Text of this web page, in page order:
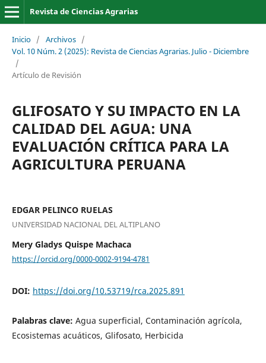
Revista de Ciencias Agrarias
Inicio / Archivos /
Vol. 10 Núm. 2 (2025): Revista de Ciencias Agrarias. Julio - Diciembre
/
Artículo de Revisión
GLIFOSATO Y SU IMPACTO EN LA
CALIDAD DEL AGUA: UNA
EVALUACIÓN CRÍTICA PARA LA
AGRICULTURA PERUANA
EDGAR PELINCO RUELAS
UNIVERSIDAD NACIONAL DEL ALTIPLANO
Mery Gladys Quispe Machaca
https://orcid.org/0000-0002-9194-4781
DOI: https://doi.org/10.53719/rca.2025.891
Palabras clave: Agua superficial, Contaminación agrícola,
Ecosistemas acuáticos, Glifosato, Herbicida